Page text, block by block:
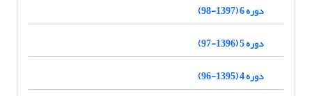
دوره 6 (1397-98)
دوره 5 (1396-97)
دوره 4 (1395-96)